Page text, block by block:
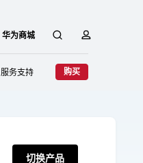
华为商城
搜 简
服务支持 购买
切换产品